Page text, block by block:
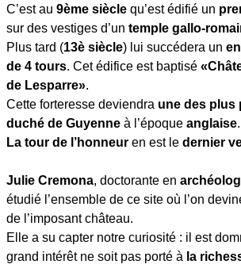
C’est au 9ème siècle qu’est édifié un
sur des vestiges d’un temple gallo-
Plus tard (13è siècle) lui succédera un
de 4 tours. Cet édifice est baptisé
de Lesparre».
Cette forteresse deviendra une des plus
duché de Guyenne à l’époque anglaise.
La tour de l’honneur en est le dernier
Julie Cremona, doctorante en
étudié l’ensemble de ce site où l’on
de l’imposant château.
Elle a su capter notre curiosité : il est
grand intérêt ne soit pas porté à la